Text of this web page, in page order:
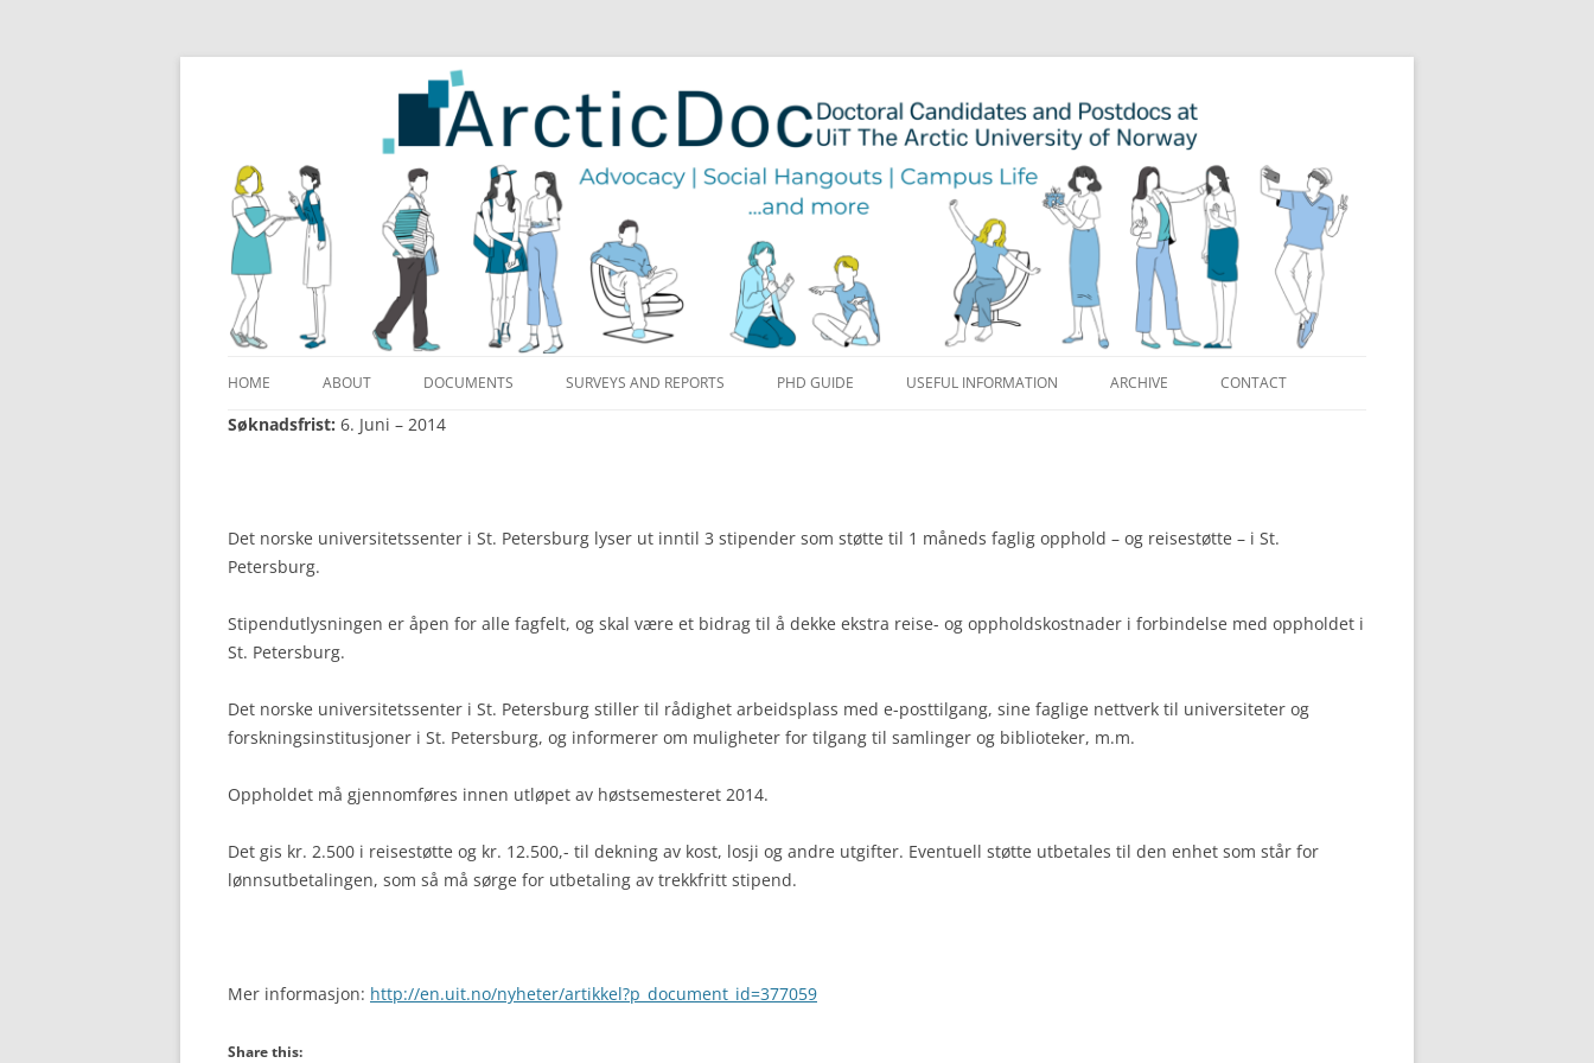
HOME ABOUT DOCUMENTS SURVEYS AND REPORTS PHD GUIDE USEFUL INFORMATION ARCHIVE CONTACT
Søknadsfrist: 6. Juni – 2014
Det norske universitetssenter i St. Petersburg lyser ut inntil 3 stipender som støtte til 1 måneds faglig opphold – og reisestøtte – i St.
Petersburg.
Stipendutlysningen er åpen for alle fagfelt, og skal være et bidrag til å dekke ekstra reise- og oppholdskostnader i forbindelse med oppholdet i
St. Petersburg.
Det norske universitetssenter i St. Petersburg stiller til rådighet arbeidsplass med e-posttilgang, sine faglige nettverk til universiteter og
forskningsinstitusjoner i St. Petersburg, og informerer om muligheter for tilgang til samlinger og biblioteker, m.m.
Oppholdet må gjennomføres innen utløpet av høstsemesteret 2014.
Det gis kr. 2.500 i reisestøtte og kr. 12.500,- til dekning av kost, losji og andre utgifter. Eventuell støtte utbetales til den enhet som står for
lønnsutbetalingen, som så må sørge for utbetaling av trekkfritt stipend.
Mer informasjon: http://en.uit.no/nyheter/artikkel?p_document_id=377059
Share this: